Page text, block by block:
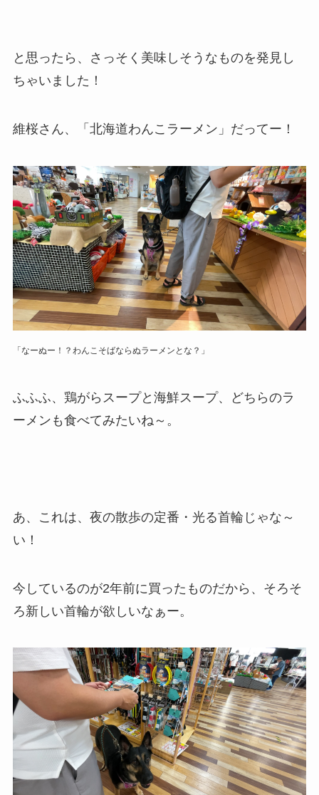
と思ったら、さっそく美味しそうなものを発見し
ちゃいました！
維桜さん、「北海道わんこラーメン」だってー！
「なーぬー！？わんこそばならぬラーメンとな？」
ふふふ、鶏がらスープと海鮮スープ、どちらのラ
ーメンも食べてみたいね～。
あ、これは、夜の散歩の定番・光る首輪じゃな～
い！
今しているのが2年前に買ったものだから、そろそ
ろ新しい首輪が欲しいなぁー。